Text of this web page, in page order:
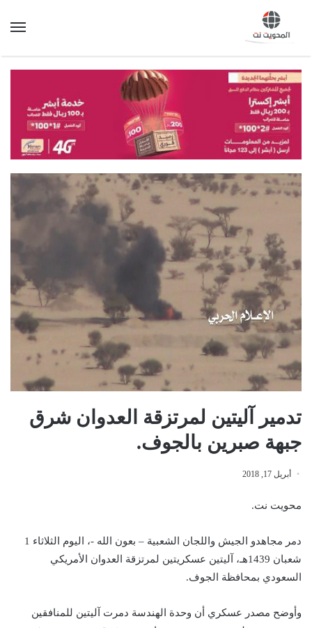
تدمير آليتين لمرتزقة العدوان شرق
جبهة صبرين بالجوف.
أبريل 17, 2018
محويت نت.
دمر مجاهدو الجيش واللجان الشعبية – بعون الله -، اليوم الثلاثاء 1
شعبان 1439هـ، آليتين عسكريتين لمرتزقة العدوان الأمريكي
السعودي بمحافظة الجوف.
وأوضح مصدر عسكري أن وحدة الهندسة دمرت آليتين للمنافقين